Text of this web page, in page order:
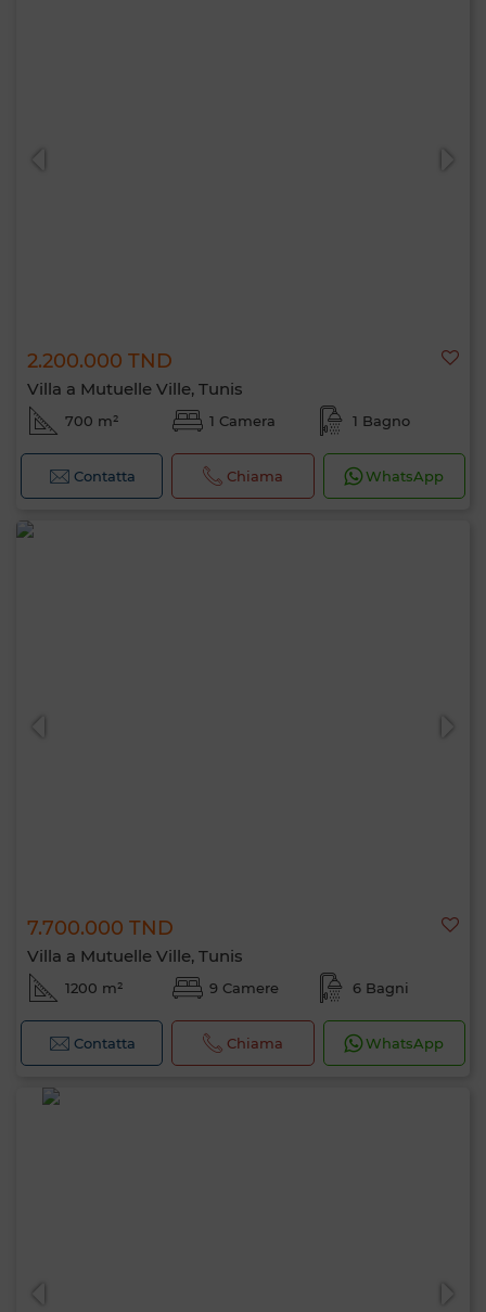
2.200.000 TND
Villa a Mutuelle Ville, Tunis
700 m² 1 Camera 1 Bagno
Contatta Chiama WhatsApp
7.700.000 TND
Villa a Mutuelle Ville, Tunis
1200 m² 9 Camere 6 Bagni
Contatta Chiama WhatsApp